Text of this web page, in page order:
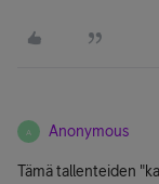
A Anonymous
Tämä tallenteiden